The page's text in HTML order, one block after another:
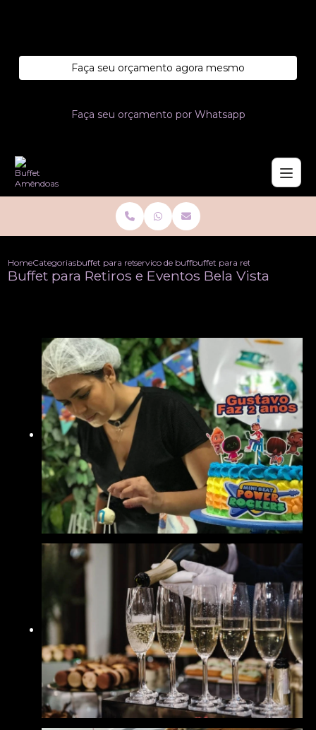
Faça seu orçamento agora mesmo
Faça seu orçamento por Whatsapp
HomeCategoriasbuffet para retirosservico de buffet para retirosbuffet para retiros e eventos
Buffet para Retiros e Eventos Bela Vista